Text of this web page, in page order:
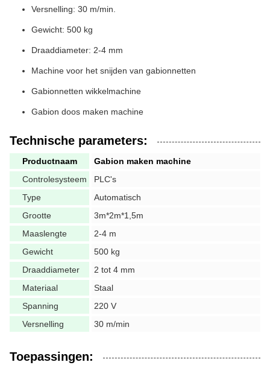
Versnelling: 30 m/min.
Gewicht: 500 kg
Draaddiameter: 2-4 mm
Machine voor het snijden van gabionnetten
Gabionnetten wikkelmachine
Gabion doos maken machine
Technische parameters:
Productnaam
Gabion maken machine
Controlesysteem
PLC's
Type
Automatisch
Grootte
3m*2m*1,5m
Maaslengte
2-4 m
Gewicht
500 kg
Draaddiameter
2 tot 4 mm
Materiaal
Staal
Spanning
220 V
Versnelling
30 m/min
Toepassingen: